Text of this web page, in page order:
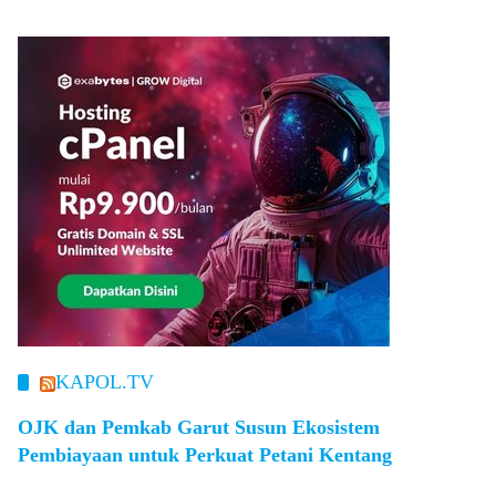
KAPOL.TV
OJK dan Pemkab Garut Susun Ekosistem
Pembiayaan untuk Perkuat Petani Kentang